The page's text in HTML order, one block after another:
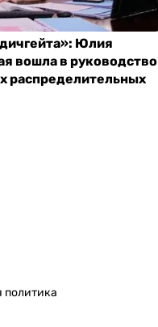
Юлия
вошла в руководство
распределительных
политика